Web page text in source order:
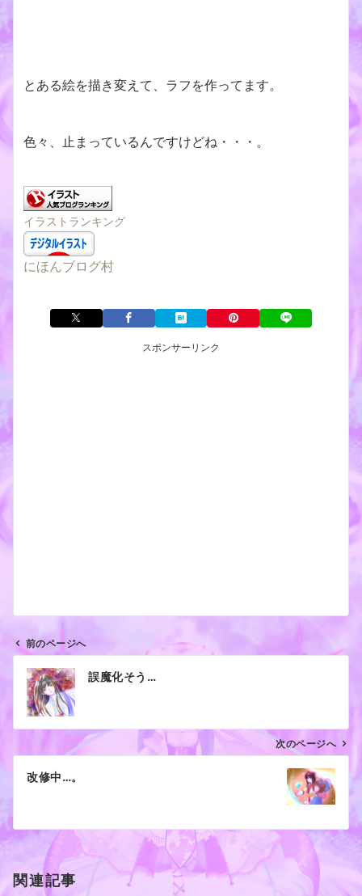
とある絵を描き変えて、ラフを作ってます。
色々、止まっているんですけどね・・・。
イラストランキング
にほんブログ村
スポンサーリンク
ビ
ン
前のページへ
誤魔化そう…
次のページへ
改修中…。
関連記事